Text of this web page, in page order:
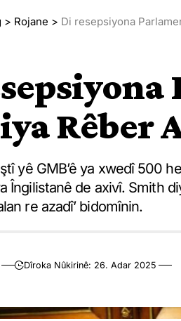
> Rojane > Di resepsiyona
Rêber
yê GMB’ê ya xwedî 500
Îngilistanê de axivî. Smith
re azadî’ bidomînin.
Dîroka Nûkirinê: 26. Adar 2025